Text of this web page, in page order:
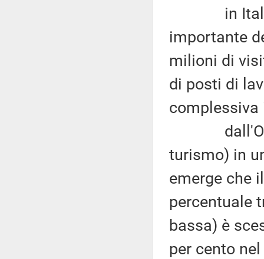
in Italia il
importante
milioni di
di posti di
complessiva
turismo) in
emerge che
percentuale
bassa) è
per cento